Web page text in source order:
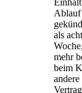
Ablauf
als
mehr
beim